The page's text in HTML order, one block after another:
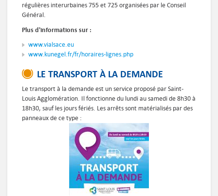
régulières interurbaines 755 et 725 organisées par le Conseil
Général.
Plus d'informations sur :
www.vialsace.eu
www.kunegel.fr/fr/horaires-lignes.php
LE TRANSPORT À LA DEMANDE
Le transport à la demande est un service proposé par Saint-
Louis Agglomération. Il fonctionne du lundi au samedi de 8h30 à
18h30, sauf les jours fériés. Les arrêts sont matérialisés par des
panneaux de ce type :